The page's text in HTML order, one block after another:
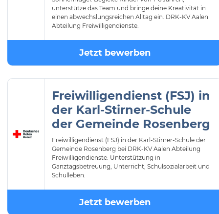
unterstütze das Team und bringe deine Kreativität in
einen abwechslungsreichen Alltag ein. DRK-KV Aalen
Abteilung Freiwilligendienste.
Jetzt bewerben
Freiwilligendienst (FSJ) in
der Karl-Stirner-Schule
der Gemeinde Rosenberg
Freiwilligendienst (FSJ) in der Karl-Stirner-Schule der
Gemeinde Rosenberg bei DRK-KV Aalen Abteilung
Freiwilligendienste: Unterstützung in
Ganztagsbetreuung, Unterricht, Schulsozialarbeit und
Schulleben.
Jetzt bewerben